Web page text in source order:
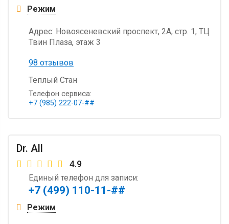
Режим
Адрес: Новоясеневский проспект, 2А, стр. 1, ТЦ
Твин Плаза, этаж 3
98 отзывов
Теплый Стан
Телефон сервиса:
+7 (985) 222-07-##
Dr. All
4.9
Единый телефон для записи:
+7 (499) 110-11-##
Режим